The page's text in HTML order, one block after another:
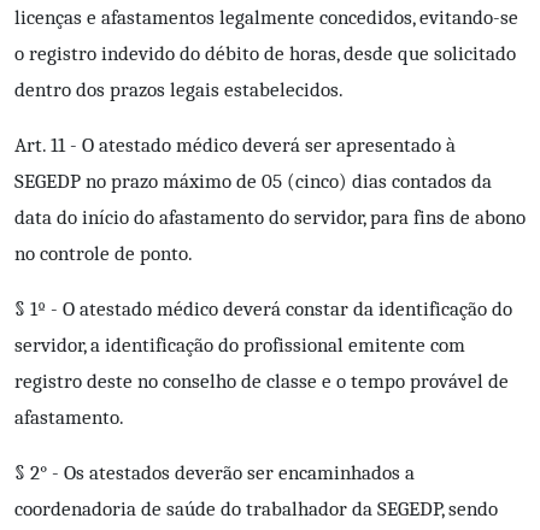
licenças e afastamentos legalmente concedidos, evitando-se
o registro indevido do débito de horas, desde que solicitado
dentro dos prazos legais estabelecidos.
Art. 11 - O atestado médico deverá ser apresentado à
SEGEDP no prazo máximo de 05 (cinco) dias contados da
data do início do afastamento do servidor, para fins de abono
no controle de ponto.
§ 1º - O atestado médico deverá constar da identificação do
servidor, a identificação do profissional emitente com
registro deste no conselho de classe e o tempo provável de
afastamento.
§ 2° - Os atestados deverão ser encaminhados a
coordenadoria de saúde do trabalhador da SEGEDP, sendo